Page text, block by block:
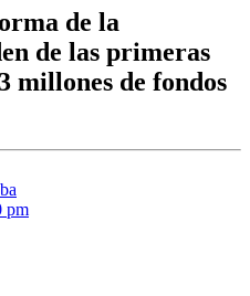
de la
de las primeras
millones de fondos
pm